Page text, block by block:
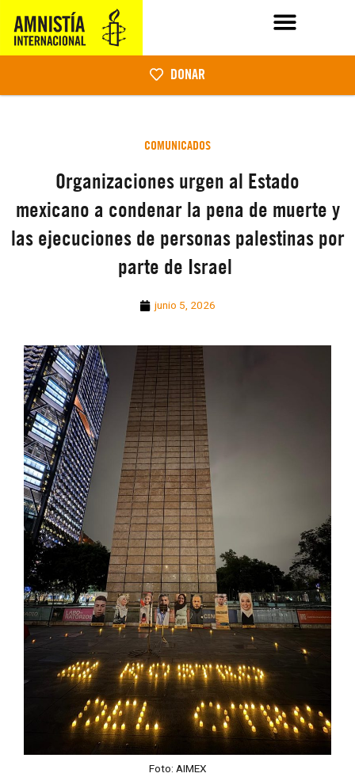
DONAR
COMUNICADOS
Organizaciones urgen al Estado
mexicano a condenar la pena de muerte y
las ejecuciones de personas palestinas por
parte de Israel
junio 5, 2026
Foto: AIMEX